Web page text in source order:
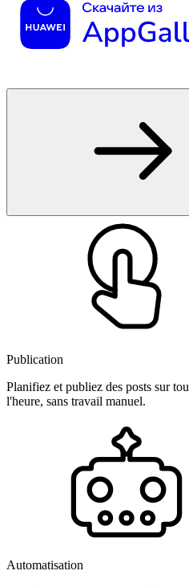
Publication
Planifiez et publiez des posts sur
l'heure, sans travail manuel.
Automatisation